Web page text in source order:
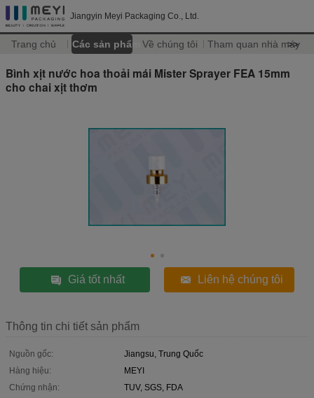
Jiangyin Meyi Packaging Co., Ltd.
Trang chủ Các sản phẩm Về chúng tôi Tham quan nhà máy
>>
Bình xịt nước hoa thoải mái Mister Sprayer FEA 15mm
cho chai xịt thơm
Giá tốt nhất Liên hệ chúng tôi
Thông tin chi tiết sản phẩm
Nguồn gốc:
Jiangsu, Trung Quốc
Hàng hiệu:
MEYI
Chứng nhận:
TUV, SGS, FDA